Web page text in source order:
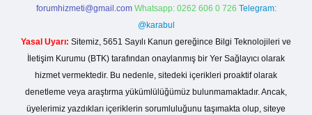
forumhizmeti@gmail.com Whatsapp: 0262 606 0 726 Telegram:
@karabul
Yasal Uyarı: Sitemiz, 5651 Sayılı Kanun gereğince Bilgi Teknolojileri ve
İletişim Kurumu (BTK) tarafından onaylanmış bir Yer Sağlayıcı olarak
hizmet vermektedir. Bu nedenle, sitedeki içerikleri proaktif olarak
denetleme veya araştırma yükümlülüğümüz bulunmamaktadır. Ancak,
üyelerimiz yazdıkları içeriklerin sorumluluğunu taşımakta olup, siteye